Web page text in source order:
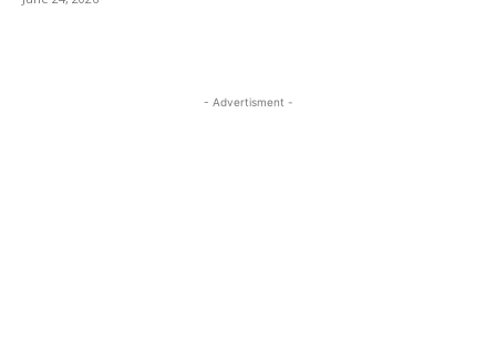
- Advertisment -